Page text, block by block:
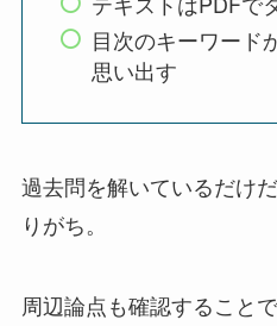
目次のキーワード
思い出す
過去問を解いているだけ
りがち。
周辺論点も確認すること